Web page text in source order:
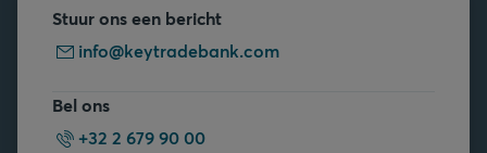
Stuur ons een bericht
info@keytradebank.com
Bel ons
+32 2 679 90 00